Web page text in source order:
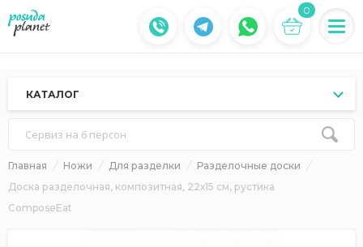
0
КАТАЛОГ
Сервиз на 6 персон
Главная Ножи Для разделки
Разделочные доски
Доска разделочная, композитная, 22х15 см, рустика
ComposeEat